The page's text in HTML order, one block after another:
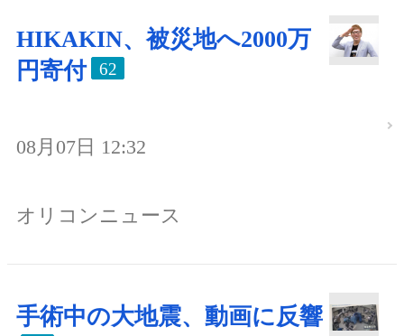
HIKAKIN、被災地へ2000万
円寄付
62
08月07日 12:32
オリコンニュース
手術中の大地震、動画に反響